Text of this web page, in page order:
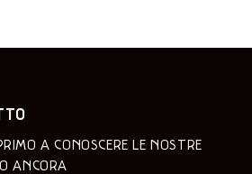
A CONOSCERE LE NOSTRE
ANCORA